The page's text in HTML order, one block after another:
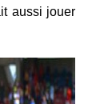
aussi jouer